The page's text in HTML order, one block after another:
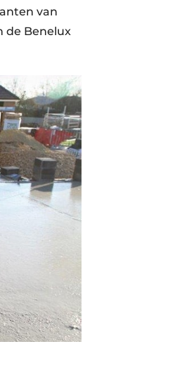
van
de Benelux